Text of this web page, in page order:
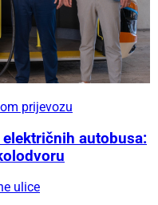
prijevozu
autobusa:
ulice